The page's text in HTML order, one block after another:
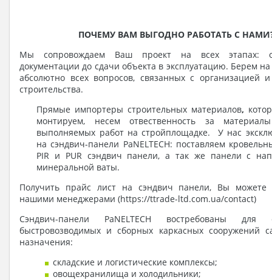
ПОЧЕМУ ВАМ ВЫГОДНО РАБОТАТЬ С
Мы сопровождаем Ваш проект на всех этапах:
документации до сдачи объекта в эксплуатацию. Берем
абсолютно всех вопросов, связанных с организацией
строительства.
Прямые импортеры строительных материалов,
монтируем, несем отвественность за
выполняемых работ на стройплощадке. У нас
на сэндвич-панели PaNELTECH: поставляем
PIR и PUR сэндвич панели, а так же панели с
минеральной ваты.
Получить прайс лист на сэндвич панели, Вы можете
нашими менеджерами (https://ttrade-ltd.com.ua/contact)
Сэндвич-панели PaNELTECH востребованы для
быстровозводимых и сборных каркасных сооружений
назначения:
складские и логистические комплексы;
овощехранилища и холодильники;